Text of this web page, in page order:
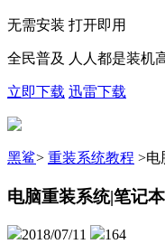
无需安装 打开即用
全民普及 人人都是装机
立即下载 迅雷下载
黑鲨> 重装系统教程 >电
电脑重装系统|笔记
2018/07/11 164